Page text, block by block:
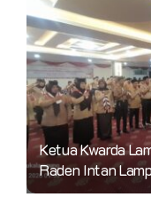
Ketua Kwarda
Raden Intan